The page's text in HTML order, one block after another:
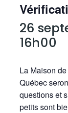
26
16h00
La Maison
Québec
questions et
petits sont